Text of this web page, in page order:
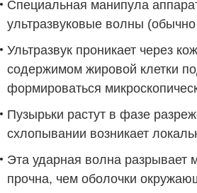
Специальная манипула
ультразвуковые волны
Ультразвук проникает через
содержимом жировой клетки
формироваться
Пузырьки растут в фазе
схлопывании возникает
Эта ударная волна разрывает
прочна, чем оболочки